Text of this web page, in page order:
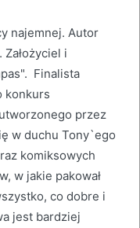
najemnej. Autor
i
Finalista
konkurs
przez
w duchu Tony`ego
komiksowych
w jakie pakował
co dobre i
jest bardziej